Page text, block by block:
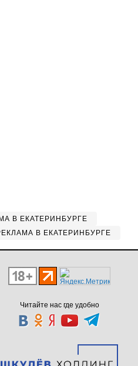
В ЕКАТЕРИНБУРГЕ
В ЕКАТЕРИНБУРГЕ
Читайте нас где удобно